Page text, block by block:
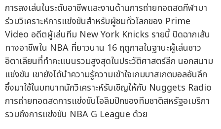
การลงเล่นในระดับอาชีพและงานด้านการถ่ายทอดสดกีฬามา
ร่วมวิเคราะห์การแข่งขันสำหรับผู้ชมทั่วโลกของ Prime
Video อดีตผู้เล่นทีม New York Knicks รายนี้ ปิดฉากเส้น
ทางอาชีพใน NBA ที่ยาวนาน 16 ฤดูกาลในฐานะผู้เล่นชาว
อิตาเลียนที่ทำคะแนนรวมสูงสุดในประวัติศาสตร์ลีก นอกสนาม
แข่งขัน เขายังได้นำความรู้ความเข้าใจเกมบาสเกตบอลอันลึก
ซึ้งมาใช้ในบทบาทนักวิเคราะห์รับเชิญให้กับ Nuggets Radio
การถ่ายทอดสดการแข่งขันโอลิมปิกของทีมชาติสหรัฐอเมริกา
รวมถึงการแข่งขัน NBA G League ด้วย